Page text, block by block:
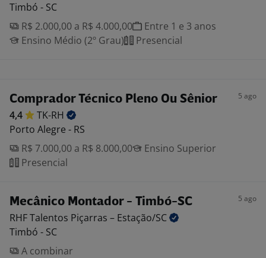
Timbó - SC
R$ 2.000,00 a R$ 4.000,00
Entre 1 e 3 anos
Ensino Médio (2º Grau)
Presencial
Comprador Técnico Pleno Ou Sênior 5 ago
4,4
TK-RH
Porto Alegre - RS
R$ 7.000,00 a R$ 8.000,00
Ensino Superior
Presencial
Mecânico Montador - Timbó-SC 5 ago
RHF Talentos Piçarras – Estação/SC
Timbó - SC
A combinar